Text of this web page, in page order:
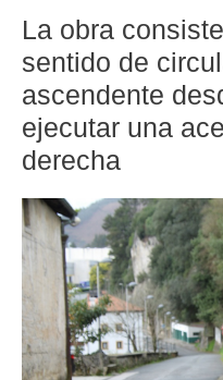
La obra
sentido de
ascendente
ejecutar una
derecha